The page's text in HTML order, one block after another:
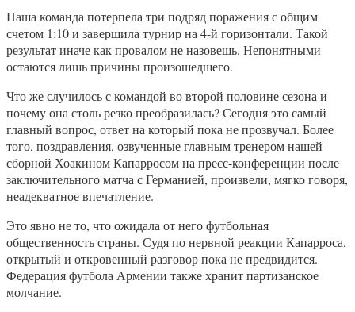
Наша команда потерпела три подряд поражения с общим
счетом 1:10 и завершила турнир на 4-й горизонтали. Такой
результат иначе как провалом не назовешь. Непонятными
остаются лишь причины произошедшего.
Что же случилось с командой во второй половине сезона и
почему она столь резко преобразилась? Сегодня это самый
главный вопрос, ответ на который пока не прозвучал. Более
того, поздравления, озвученные главным тренером нашей
сборной Хоакином Капарросом на пресс-конференции после
заключительного матча с Германией, произвели, мягко говоря,
неадекватное впечатление.
Это явно не то, что ожидала от него футбольная
общественность страны. Судя по нервной реакции Капарроса,
открытый и откровенный разговор пока не предвидится.
Федерация футбола Армении также хранит партизанское
молчание.